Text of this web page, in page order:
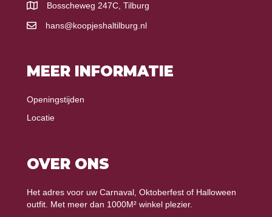
Bosscheweg 247C, Tilburg
hans@koopjeshaltilburg.nl
MEER INFORMATIE
Openingstijden
Locatie
OVER ONS
Het adres voor uw Carnaval, Oktoberfest of Halloween
outfit. Met meer dan 1000M² winkel plezier.